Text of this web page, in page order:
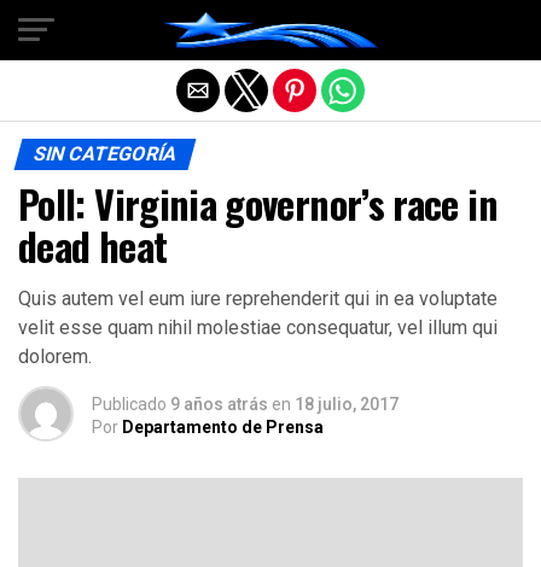
SIN CATEGORÍA
Poll: Virginia governor’s race in
dead heat
Quis autem vel eum iure reprehenderit qui in ea voluptate
velit esse quam nihil molestiae consequatur, vel illum qui
dolorem.
Publicado 9 años atrás en 18 julio, 2017
Por Departamento de Prensa
Salir de la versión móvil